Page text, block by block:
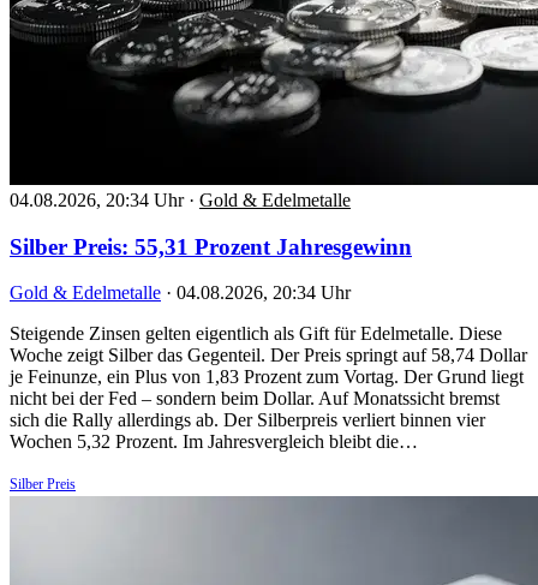
04.08.2026, 20:34 Uhr · Gold & Edelmetalle
Silber Preis: 55,31 Prozent Jahresgewinn
Gold & Edelmetalle · 04.08.2026, 20:34 Uhr
Steigende Zinsen gelten eigentlich als Gift für Edelmetalle. Diese
Woche zeigt Silber das Gegenteil. Der Preis springt auf 58,74 Dollar
je Feinunze, ein Plus von 1,83 Prozent zum Vortag. Der Grund liegt
nicht bei der Fed – sondern beim Dollar. Auf Monatssicht bremst
sich die Rally allerdings ab. Der Silberpreis verliert binnen vier
Wochen 5,32 Prozent. Im Jahresvergleich bleibt die…
Silber Preis